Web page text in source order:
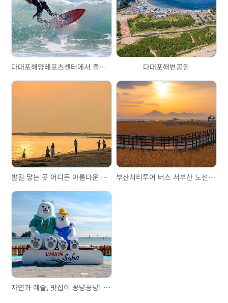
다대포해양레포츠센터에서 즐기는 익스트림 수상 레포츠 다대포해변공원
발길 닿는 곳 어디든 아름다운 다대포해수욕장 부산시티투어 버스 서부산 노선-1편
자연과 예술, 맛집이 꽁냥꽁냥! 아티스틱 서부산 1박2일